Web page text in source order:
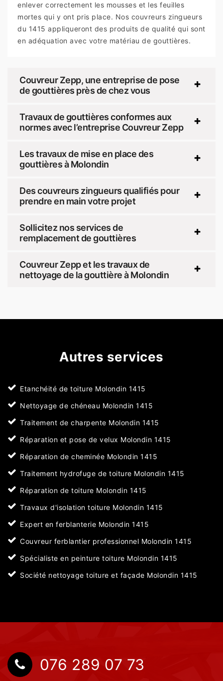
enlever correctement les mousses et les feuilles
mortes qui y ont pris place. Nos couvreurs zingueurs
du 1415 appliqueront des produits de qualité qui sont
en adéquation avec votre matériau de gouttières.
Couvreur Zepp, une entreprise de pose
de gouttières près de chez vous
Travaux de gouttières conformes aux
normes avec l’entreprise Couvreur Zepp
Les travaux de mise en place des
gouttières à Molondin
Des couvreurs zingueurs qualifiés pour
prendre en main votre projet
Sollicitez nos services de
remplacement de gouttières
Couvreur Zepp et les travaux de
nettoyage de la gouttière à Molondin
Autres services
Etanchéité de toiture Molondin 1415
Nettoyage de chéneau Molondin 1415
Traitement de charpente Molondin 1415
Réparation et pose de velux Molondin 1415
Réparation de cheminée Molondin 1415
Traitement hydrofuge de toiture Molondin 1415
Réparation de toiture Molondin 1415
Travaux d'isolation toiture Molondin 1415
Expert en ferblanterie Molondin 1415
Couvreur ferblantier professionnel Molondin 1415
Spécialiste en peinture toiture Molondin 1415
Société nettoyage toiture et façade Molondin 1415
076 289 07 73